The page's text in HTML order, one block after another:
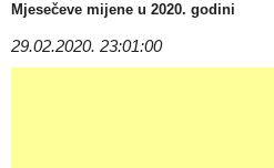
Mjesečeve mijene u 2020. godini
29.02.2020. 23:01:00